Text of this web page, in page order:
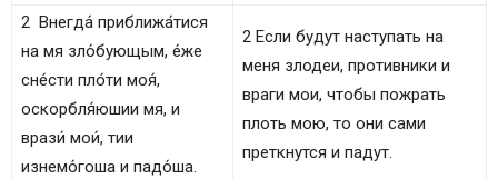
2 Внегда́ приближа́тися
на мя зло́бующым, е́же
сне́сти пло́ти моя́,
оскорбля́юшии мя, и
врази́ мои́, тии
изнемо́гоша и падо́ша.
2 Если будут наступать на
меня злодеи, противники и
враги мои, чтобы пожрать
плоть мою, то они сами
преткнутся и падут.